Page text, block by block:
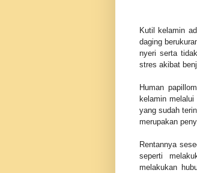
Kutil kelamin
daging
nyeri serta
stres akibat
Human
kelamin
yang sudah
merupakan
Rentannya
seperti
melakukan